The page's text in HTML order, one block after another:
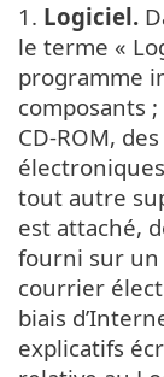
1. Logiciel.
le terme «
programme
composants
CD-ROM,
tout autre
est attaché,
fourni sur un
courrier
biais
explicatifs